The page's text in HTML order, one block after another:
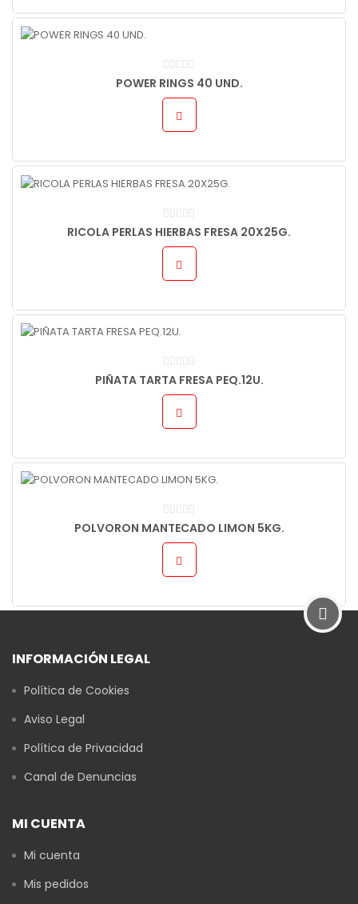
POWER RINGS 40 UND.
RICOLA PERLAS HIERBAS FRESA 20X25G.
PIÑATA TARTA FRESA PEQ.12U.
POLVORON MANTECADO LIMON 5KG.
INFORMACIÓN LEGAL
Política de Cookies
Aviso Legal
Política de Privacidad
Canal de Denuncias
MI CUENTA
Mi cuenta
Mis pedidos